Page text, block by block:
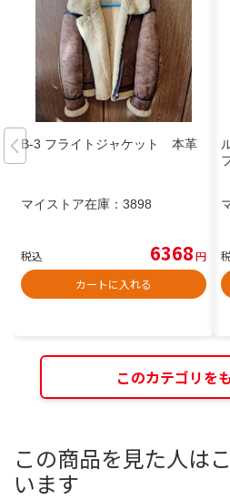
B-3 フライトジャケット 本革
マイストア在庫： 3898
税込 6368円
カートに入れる
このカテゴリを
この商品を見た人は
います